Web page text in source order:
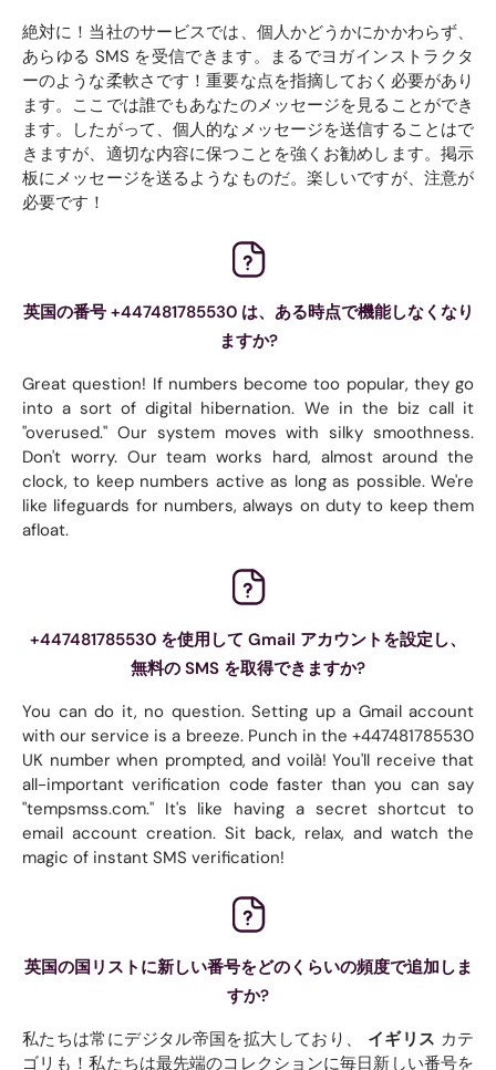
絶対に！当社のサービスでは、個人かどうかにかかわらず、
あらゆる SMS を受信できます。まるでヨガインストラクタ
ーのような柔軟さです！重要な点を指摘しておく必要があり
ます。ここでは誰でもあなたのメッセージを見ることができ
ます。したがって、個人的なメッセージを送信することはで
きますが、適切な内容に保つことを強くお勧めします。掲示
板にメッセージを送るようなものだ。楽しいですが、注意が
必要です！
英国の番号 +447481785530 は、ある時点で機能しなくなり
ますか?
Great question! If numbers become too popular, they go
into a sort of digital hibernation. We in the biz call it
"overused." Our system moves with silky smoothness.
Don't worry. Our team works hard, almost around the
clock, to keep numbers active as long as possible. We're
like lifeguards for numbers, always on duty to keep them
afloat.
+447481785530 を使用して Gmail アカウントを設定し、
無料の SMS を取得できますか?
You can do it, no question. Setting up a Gmail account
with our service is a breeze. Punch in the +447481785530
UK number when prompted, and voilà! You'll receive that
all-important verification code faster than you can say
"tempsmss.com." It's like having a secret shortcut to
email account creation. Sit back, relax, and watch the
magic of instant SMS verification!
英国の国リストに新しい番号をどのくらいの頻度で追加しま
すか?
私たちは常にデジタル帝国を拡大しており、 イギリス カテ
ゴリも！私たちは最先端のコレクションに毎日新しい番号を